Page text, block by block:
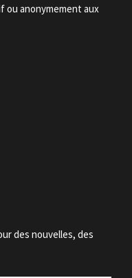
ou anonymement aux
des nouvelles, des